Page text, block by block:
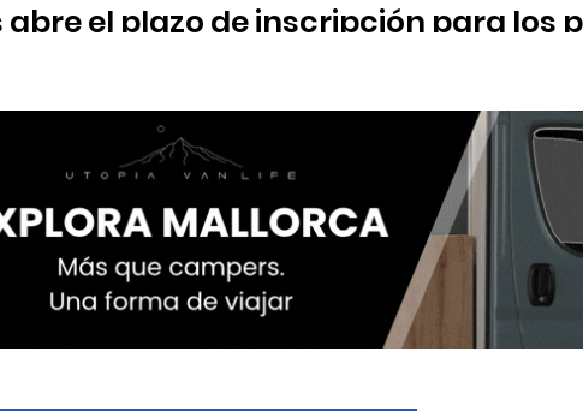
el plazo de inscripción para los
este miércoles 1 de julio de forma telemática y abarca